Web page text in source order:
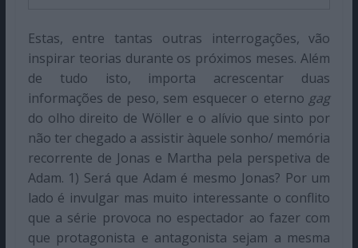
Estas, entre tantas outras interrogações, vão
inspirar teorias durante os próximos meses. Além
de tudo isto, importa acrescentar duas
informações de peso, sem esquecer o eternogag
do olho direito de Wöller e o alívio que sinto por
não ter chegado a assistir àquele sonho/ memória
recorrente de Jonas e Martha pela perspetiva de
Adam. 1) Será que Adam é mesmo Jonas? Por um
lado é invulgar mas muito interessante o conflito
que a série provoca no espectador ao fazer com
que protagonista e antagonista sejam a mesma